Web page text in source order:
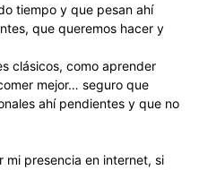
tiempo y que pesan ahí
que queremos hacer y
clásicos, como aprender
mejor… seguro que
ahí pendientes y que no
mi presencia en internet, si